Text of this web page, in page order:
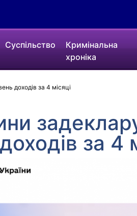
Суспільство
Кримінальна
хроніка
доходів за 4 місяці
за 4